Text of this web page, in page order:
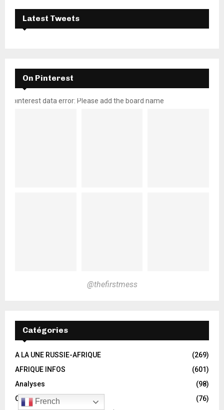
Latest Tweets
On Pinterest
pinterest data error: Please add the board name
@thefirstmess
Catégories
A LA UNE RUSSIE-AFRIQUE
(269)
AFRIQUE INFOS
(601)
Analyses
(98)
CULTURE
(76)
French